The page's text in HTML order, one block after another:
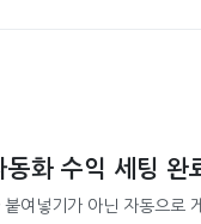
동화 수익 세팅 완
여넣기가 아닌 자동으로